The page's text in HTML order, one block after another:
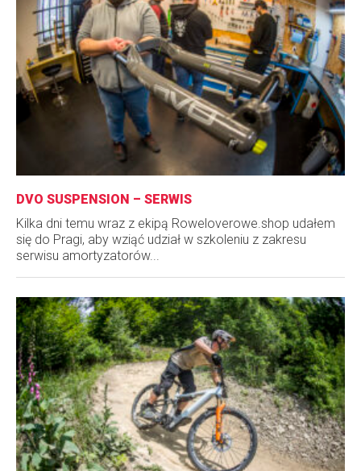
DVO SUSPENSION – SERWIS
Kilka dni temu wraz z ekipą Roweloverowe.shop udałem
się do Pragi, aby wziąć udział w szkoleniu z zakresu
serwisu amortyzatorów...